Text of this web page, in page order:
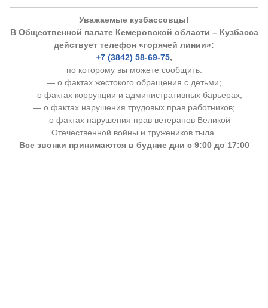
Уважаемые кузбассовцы!
В Общественной палате Кемеровской области – Кузбасса
действует телефон «горячей линии»:
+7 (3842) 58-69-75,
по которому вы можете сообщить:
— о фактах жестокого обращения с детьми;
— о фактах коррупции и административных барьерах;
— о фактах нарушения трудовых прав работников;
— о фактах нарушения прав ветеранов Великой
Отечественной войны и тружеников тыла.
Все звонки принимаются в будние дни с 9:00 до 17:00